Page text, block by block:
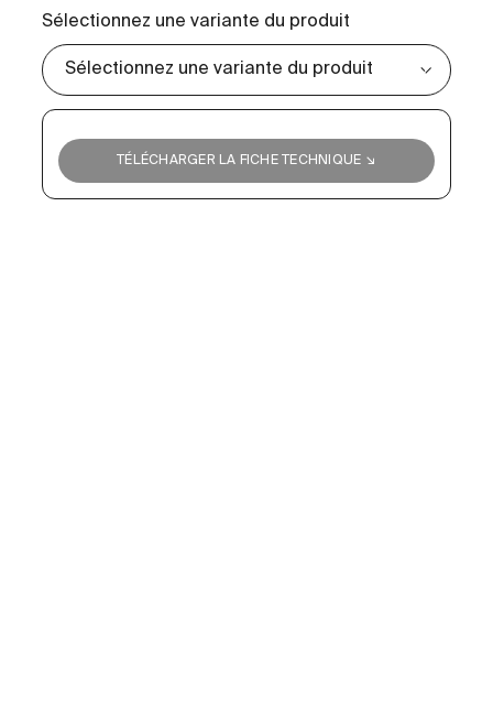
Sélectionnez une variante du produit
TÉLÉCHARGER LA FICHE TECHNIQUE ↘